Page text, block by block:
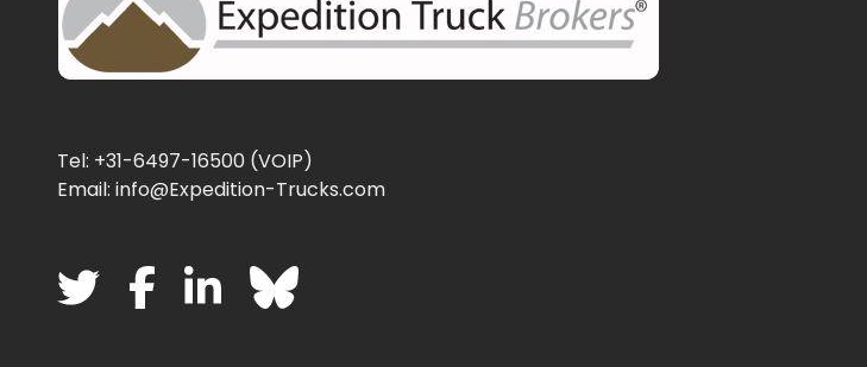
Tel: +31-6497-16500 (VOIP)
Email: info@Expedition-Trucks.com